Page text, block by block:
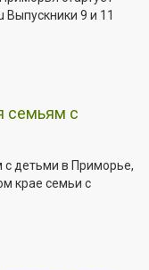
9 и 11
семьям с
детьми в Приморье,
крае семьи с